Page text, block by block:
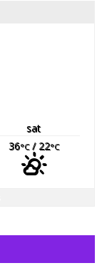
sat
36°C/ 22°C